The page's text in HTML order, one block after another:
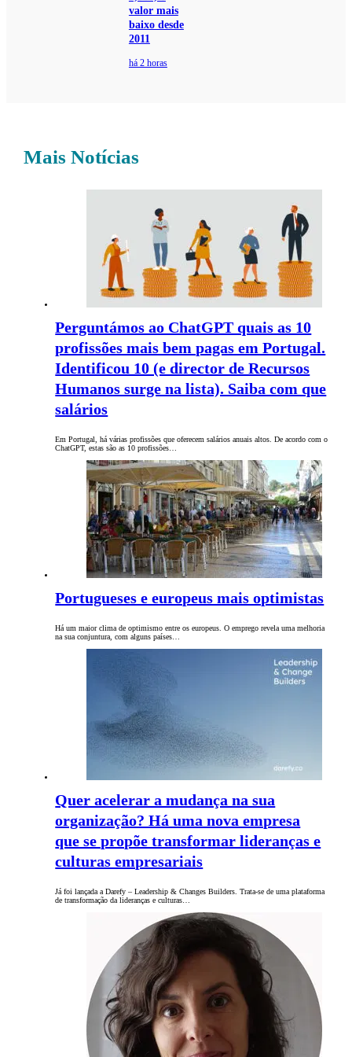
valor mais
baixo desde
2011
há 2 horas
Mais Notícias
Perguntámos ao ChatGPT quais as 10
profissões mais bem pagas em Portugal.
Identificou 10 (e director de Recursos
Humanos surge na lista). Saiba com que
salários
Em Portugal, há várias profissões que oferecem salários anuais altos. De acordo com o
ChatGPT, estas são as 10 profissões…
Portugueses e europeus mais optimistas
Há um maior clima de optimismo entre os europeus. O emprego revela uma melhoria
na sua conjuntura, com alguns países…
Quer acelerar a mudança na sua
organização? Há uma nova empresa
que se propõe transformar lideranças e
culturas empresariais
Já foi lançada a Darefy – Leadership & Changes Builders. Trata-se de uma plataforma
de transformação da lideranças e culturas…